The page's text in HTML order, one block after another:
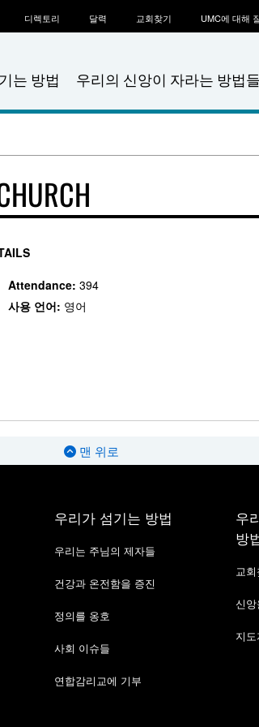
는 방법 우리의 신앙이 자라는 방법들
디렉토리 달력 교회찾기 UMC에 대해
Attendance: 394
사용 언어: 영어
맨 위로
우리가 섬기는 방법
우리는 주님의 제자들
건강과 온전함을 증진
정의를 옹호
사회 이슈들
연합감리교에 기부
우
방
교회
신앙
지